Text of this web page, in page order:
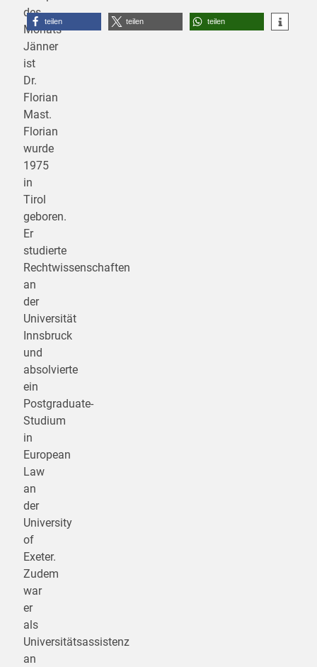
des
Monats
Jänner
ist
Dr.
Florian
Mast.
Florian
wurde
1975
in
Tirol
geboren.
Er
studierte
Rechtwissenschaften
an
der
Universität
Innsbruck
und
absolvierte
ein
Postgraduate-
Studium
in
European
Law
an
der
University
of
Exeter.
Zudem
war
er
als
Universitätsassistenz
an
teilen teilen teilen